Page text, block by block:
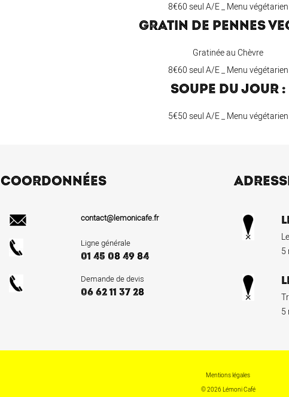
8€60 seul A/E _ Menu végétarien
GRATIN DE PENNES
Gratinée au Chèvre
8€60 seul A/E _ Menu végétarien
SOUPE DU JOUR :
5€50 seul A/E _ Menu végétarien
COORDONNÉES
contact@lemonicafe.fr
Ligne générale
01 45 08 49 84
Demande de devis
06 62 11 37 28
5
5
Mentions légales
© 2026 Lémoni Café